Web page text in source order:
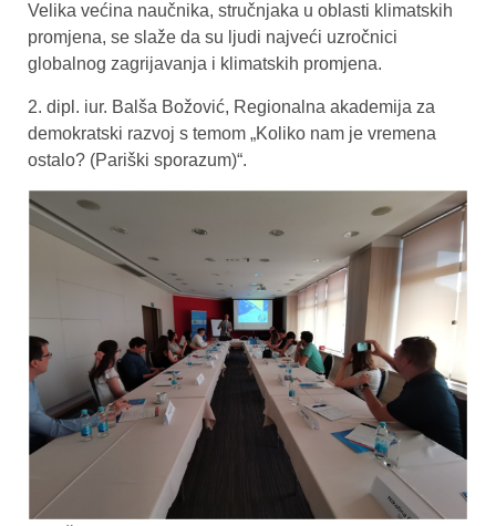
Velika većina naučnika, stručnjaka u oblasti klimatskih
promjena, se slaže da su ljudi najveći uzročnici
globalnog zagrijavanja i klimatskih promjena.
2. dipl. iur. Balša Božović, Regionalna akademija za
demokratski razvoj s temom „Koliko nam je vremena
ostalo? (Pariški sporazum)“.